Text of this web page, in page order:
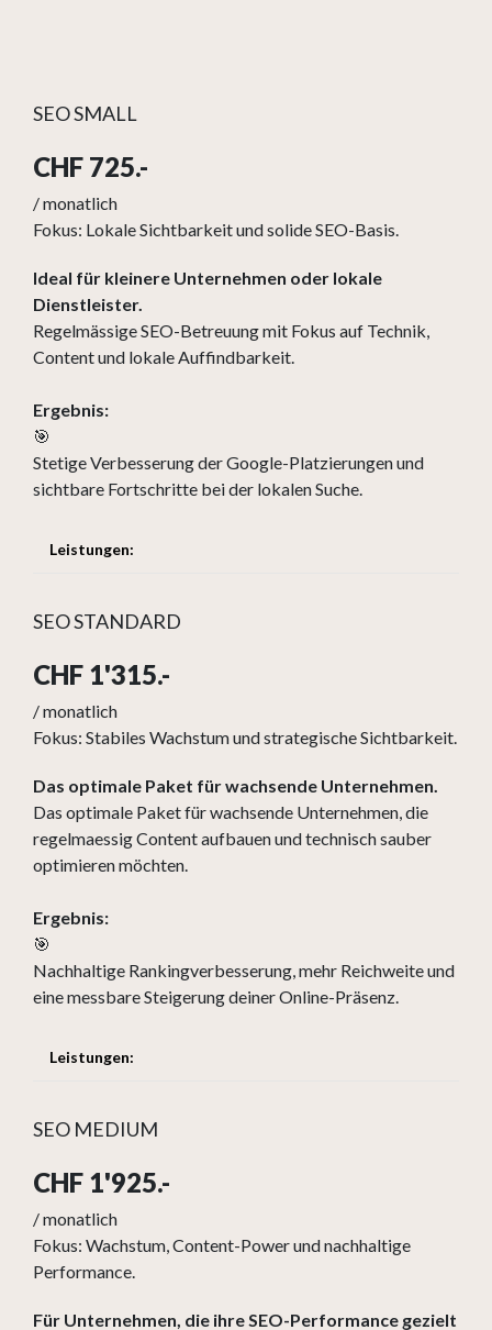
SEO SMALL
CHF 725.-
/ monatlich
Fokus: Lokale Sichtbarkeit und solide SEO-Basis.
Ideal für kleinere Unternehmen oder lokale
Dienstleister.
Regelmässige SEO-Betreuung mit Fokus auf Technik,
Content und lokale Auffindbarkeit.
Ergebnis:
🎯
Stetige Verbesserung der Google-Platzierungen und
sichtbare Fortschritte bei der lokalen Suche.
Leistungen:
SEO STANDARD
CHF 1'315.-
/ monatlich
Fokus: Stabiles Wachstum und strategische Sichtbarkeit.
Das optimale Paket für wachsende Unternehmen.
Das optimale Paket für wachsende Unternehmen, die
regelmaessig Content aufbauen und technisch sauber
optimieren möchten.
Ergebnis:
🎯
Nachhaltige Rankingverbesserung, mehr Reichweite und
eine messbare Steigerung deiner Online-Präsenz.
Leistungen:
SEO MEDIUM
CHF 1'925.-
/ monatlich
Fokus: Wachstum, Content-Power und nachhaltige
Performance.
Für Unternehmen, die ihre SEO-Performance gezielt